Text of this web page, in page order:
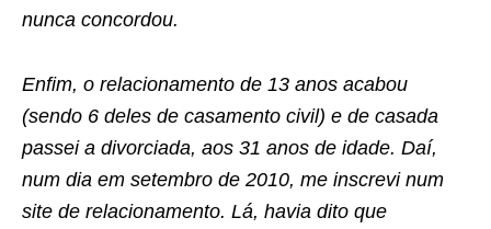
nunca concordou.
Enfim, o relacionamento de 13 anos acabou
(sendo 6 deles de casamento civil) e de casada
passei a divorciada, aos 31 anos de idade. Daí,
num dia em setembro de 2010, me inscrevi num
site de relacionamento. Lá, havia dito que